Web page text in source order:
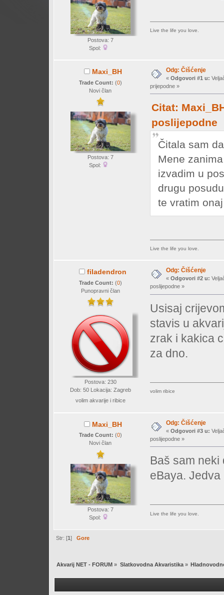
Postova: 7
Spol:
Live the life you love.
Maxi_BH
Trade Count: (0)
Novi član
Postova: 7
Spol:
Odg: Čišćenje
« Odgovori #1 u:
prijepodne »
Citat:
poslijepodne
Čitala sam
Mene
izvadim u
drugu
te vratim
Live the life you love.
filadendron
Trade Count: (0)
Punopravni član
Postova: 230
Dob: 50 Lokacija: Zagreb
volim akvarije i ribice
Odg: Čišćenje
« Odgovori #2 u:
poslijepodne »
Usisaj
stavis u
zrak i kakica
za dno.
volim ribice
Maxi_BH
Trade Count: (0)
Novi član
Postova: 7
Spol:
Odg: Čišćenje
« Odgovori #3 u:
poslijepodne »
Baš sam
eBaya.
Live the life you love.
Str: [1]Gore
Akvarij NET - FORUM » Slatkovodna Akvaristika»